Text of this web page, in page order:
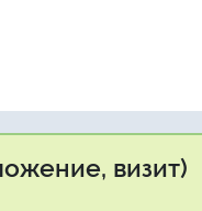
визит)